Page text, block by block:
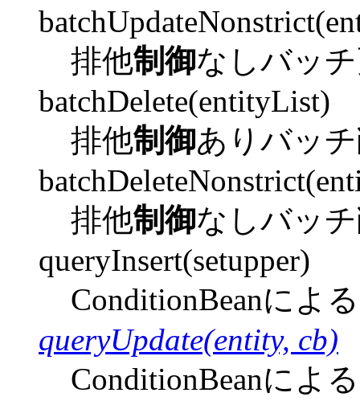
排他制御なしバッ
batchDelete(entityList)
排他制御ありバッ
排他制御なしバッ
queryInsert(setupper)
ConditionBeanによ
queryUpdate(entity, cb)
ConditionBeanによ